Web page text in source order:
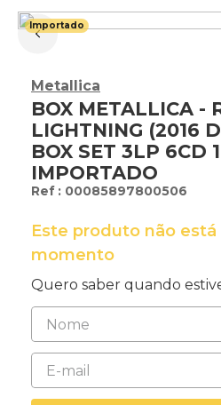
Importado
Metallica
BOX METALLICA -
LIGHTNING (2016
BOX SET 3LP 6CD
IMPORTADO
: 00085897800506
Este produto não
momento
Quero saber quando